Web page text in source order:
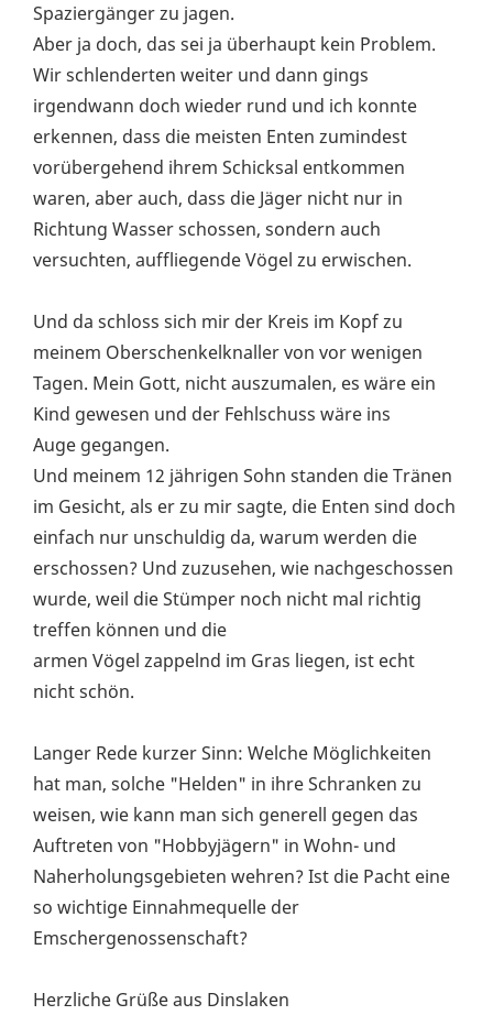
Spaziergänger zu jagen.
Aber ja doch, das sei ja überhaupt kein Problem.
Wir schlenderten weiter und dann gings
irgendwann doch wieder rund und ich konnte
erkennen, dass die meisten Enten zumindest
vorübergehend ihrem Schicksal entkommen
waren, aber auch, dass die Jäger nicht nur in
Richtung Wasser schossen, sondern auch
versuchten, auffliegende Vögel zu erwischen.
Und da schloss sich mir der Kreis im Kopf zu
meinem Oberschenkelknaller von vor wenigen
Tagen. Mein Gott, nicht auszumalen, es wäre ein
Kind gewesen und der Fehlschuss wäre ins
Auge gegangen.
Und meinem 12 jährigen Sohn standen die Tränen
im Gesicht, als er zu mir sagte, die Enten sind doch
einfach nur unschuldig da, warum werden die
erschossen? Und zuzusehen, wie nachgeschossen
wurde, weil die Stümper noch nicht mal richtig
treffen können und die
armen Vögel zappelnd im Gras liegen, ist echt
nicht schön.
Langer Rede kurzer Sinn: Welche Möglichkeiten
hat man, solche "Helden" in ihre Schranken zu
weisen, wie kann man sich generell gegen das
Auftreten von "Hobbyjägern" in Wohn- und
Naherholungsgebieten wehren? Ist die Pacht eine
so wichtige Einnahmequelle der
Emschergenossenschaft?
Herzliche Grüße aus Dinslaken